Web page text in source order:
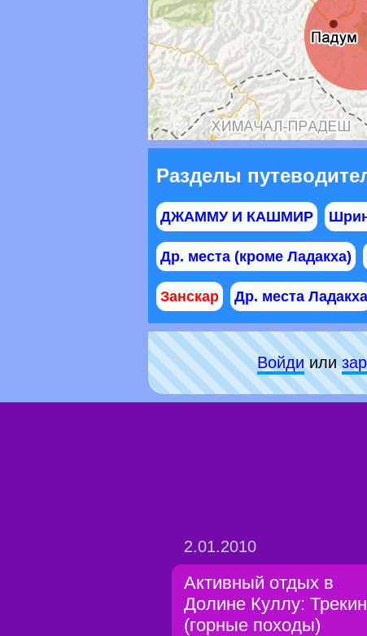
Разделы
ДЖАММУ И КАШМИР
Др. места (кроме Ладакха)
Занскар Др. места Ладакха
Войдиили
2.01.2010
Активный отдых в
Долине Куллу:
(горные походы)